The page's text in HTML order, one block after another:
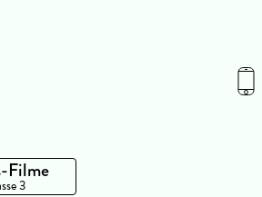
Filme
3